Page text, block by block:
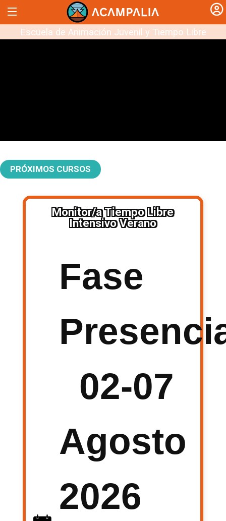
Escuela de Animación Juvenil y Tiempo Libre
PRÓXIMOS CURSOS
Monitor/a Tiempo Libre
Intensivo Verano
Fase
02-07
Agosto
2026